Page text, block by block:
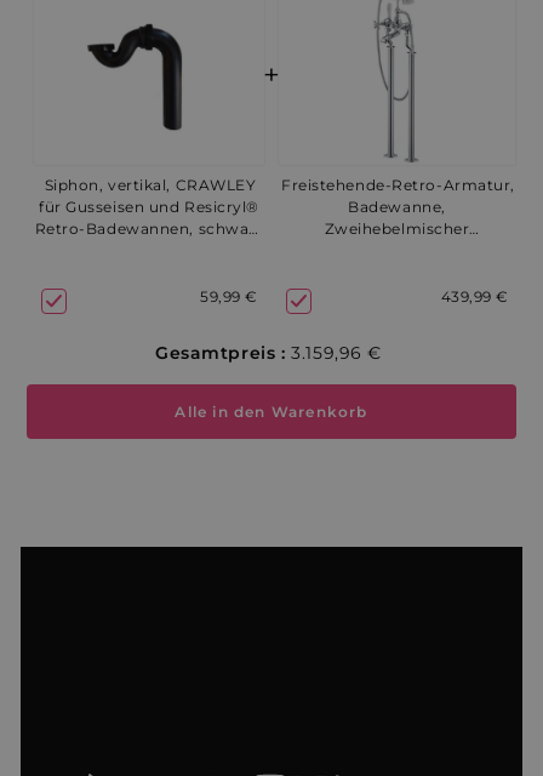
Siphon, vertikal, CRAWLEY
für Gusseisen und Resicryl®
Retro-Badewannen, schwarz
59,99 €
+
Freistehende-Retro-Armatur,
Badewanne,
Zweihebelmischer
439,99 €
Gesamtpreis : 3.159,96 €
Alle in den Warenkorb